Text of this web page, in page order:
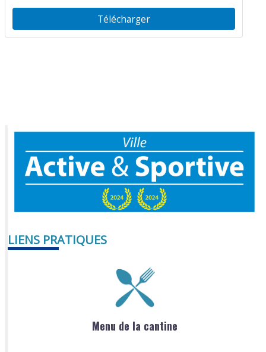
Télécharger
LIENS PRATIQUES
Menu de la cantine